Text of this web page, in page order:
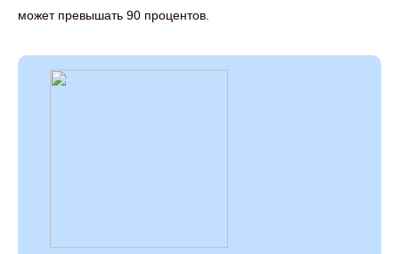
может превышать 90 процентов.